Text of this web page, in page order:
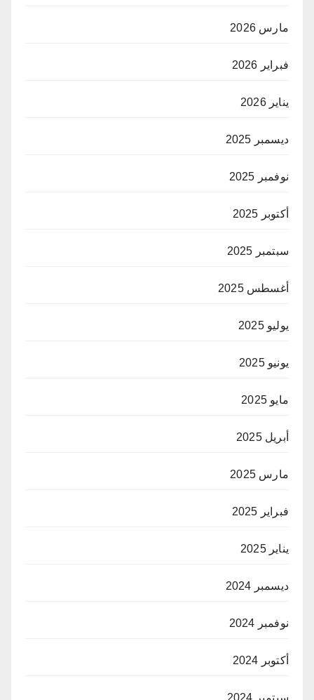
مارس 2026
فبراير 2026
يناير 2026
ديسمبر 2025
نوفمبر 2025
أكتوبر 2025
سبتمبر 2025
أغسطس 2025
يوليو 2025
يونيو 2025
مايو 2025
أبريل 2025
مارس 2025
فبراير 2025
يناير 2025
ديسمبر 2024
نوفمبر 2024
أكتوبر 2024